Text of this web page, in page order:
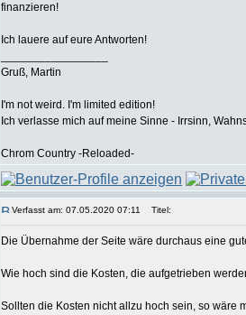
finanzieren!
Ich lauere auf eure Antworten!
Gruß, Martin
I'm not weird. I'm limited edition!
Ich verlasse mich auf meine Sinne - Irrsinn,
Chrom Country -Reloaded-
Verfasst am: 07.05.2020 07:11 Titel:
Die Übernahme der Seite wäre durchaus eine
Wie hoch sind die Kosten, die aufgetrieben
Sollten die Kosten nicht allzu hoch sein, so wäre